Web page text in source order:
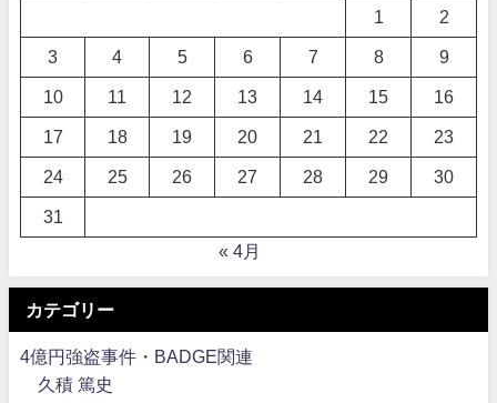
1 2
3 4 5 6 7 8 9
10 11 12 13 14 15 16
17 18 19 20 21 22 23
24 25 26 27 28 29 30
31
« 4月
カテゴリー
4億円強盗事件・BADGE関連
久積 篤史